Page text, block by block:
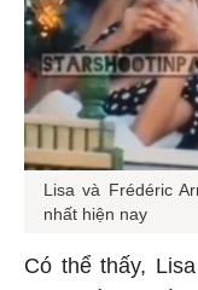
Lisa và Frédéric
nhất hiện nay
Có thể thấy,